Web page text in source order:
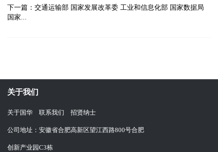
下一篇：交通运输部 国家发展改革委 工业和信息化部 国家数据局
国家...
关于我们
关于国华 联系我们 招贤纳士
公司地址：安徽省合肥高新区望江西路800号合肥
创新产业园C3栋